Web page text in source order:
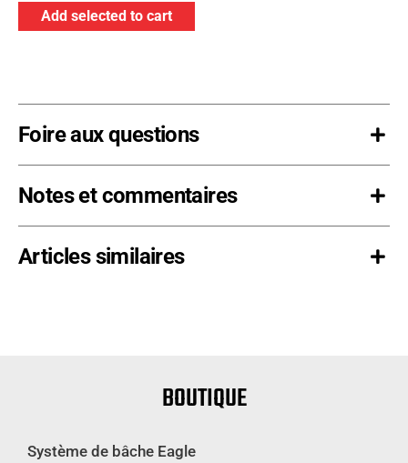
Add selected to cart
Foire aux questions
Notes et commentaires
Articles similaires
BOUTIQUE
Système de bâche Eagle